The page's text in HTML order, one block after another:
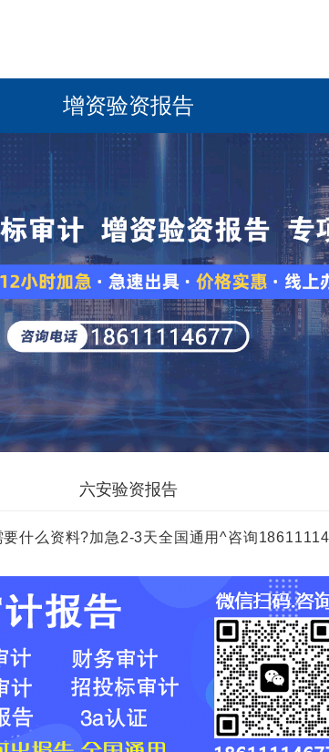
增资验资报告
六安验资报告
什么资料?加急2-3天全国通用^咨询